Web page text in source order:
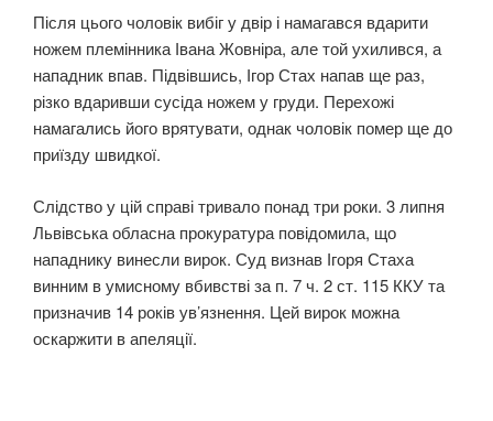
Після цього чоловік вибіг у двір і намагався вдарити
ножем племінника Івана Жовніра, але той ухилився, а
нападник впав. Підвівшись, Ігор Стах напав ще раз,
різко вдаривши сусіда ножем у груди. Перехожі
намагались його врятувати, однак чоловік помер ще до
приїзду швидкої.
Слідство у цій справі тривало понад три роки. 3 липня
Львівська обласна прокуратура повідомила, що
нападнику винесли вирок. Суд визнав Ігоря Стаха
винним в умисному вбивстві за п. 7 ч. 2 ст. 115 ККУ та
призначив 14 років ув’язнення. Цей вирок можна
оскаржити в апеляції.